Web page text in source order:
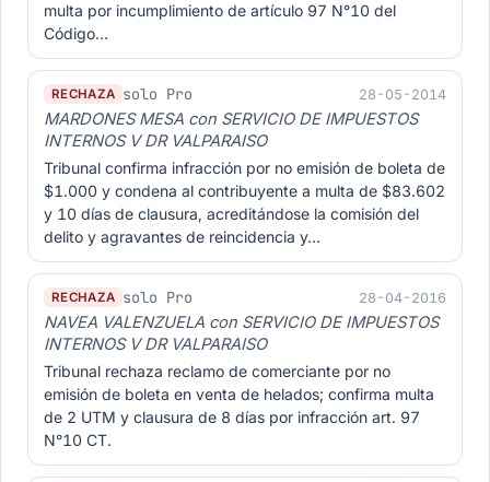
multa por incumplimiento de artículo 97 N°10 del
Código…
RECHAZA solo Pro 28-05-2014
MARDONES MESA con SERVICIO DE IMPUESTOS
INTERNOS V DR VALPARAISO
Tribunal confirma infracción por no emisión de boleta de
$1.000 y condena al contribuyente a multa de $83.602
y 10 días de clausura, acreditándose la comisión del
delito y agravantes de reincidencia y…
RECHAZA solo Pro 28-04-2016
NAVEA VALENZUELA con SERVICIO DE IMPUESTOS
INTERNOS V DR VALPARAISO
Tribunal rechaza reclamo de comerciante por no
emisión de boleta en venta de helados; confirma multa
de 2 UTM y clausura de 8 días por infracción art. 97
N°10 CT.